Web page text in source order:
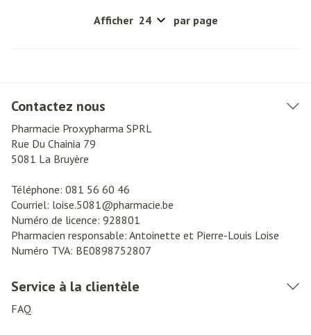
Afficher par page
Contactez nous
Pharmacie Proxypharma SPRL
Rue Du Chainia 79
5081 La Bruyère
Téléphone: 081 56 60 46
Courriel: loise.5081@pharmacie.be
Numéro de licence: 928801
Pharmacien responsable: Antoinette et Pierre-Louis Loise
Numéro TVA: BE0898752807
Service à la clientèle
FAQ